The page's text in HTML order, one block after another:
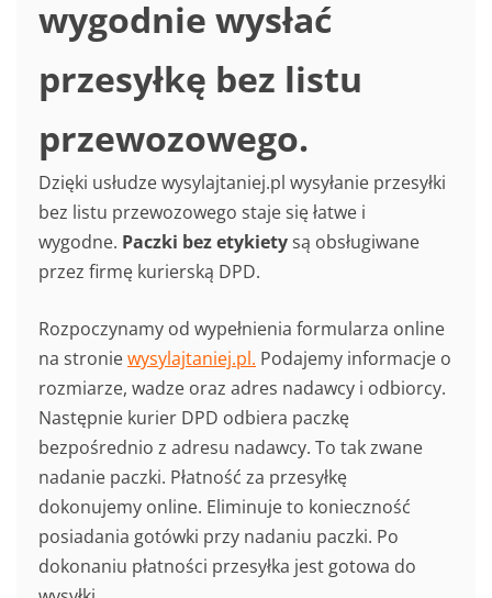
wygodnie wysłać
przesyłkę bez listu
przewozowego.
Dzięki usłudze wysylajtaniej.pl wysyłanie przesyłki
bez listu przewozowego staje się łatwe i
wygodne. Paczki bez etykietysą obsługiwane
przez firmę kurierską DPD.
Rozpoczynamy od wypełnienia formularza online
na stroniewysylajtaniej.pl. Podajemy informacje o
rozmiarze, wadze oraz adres nadawcy i odbiorcy.
Następnie kurier DPD odbiera paczkę
bezpośrednio z adresu nadawcy. To tak zwane
nadanie paczki. Płatność za przesyłkę
dokonujemy online. Eliminuje to konieczność
posiadania gotówki przy nadaniu paczki. Po
dokonaniu płatności przesyłka jest gotowa do